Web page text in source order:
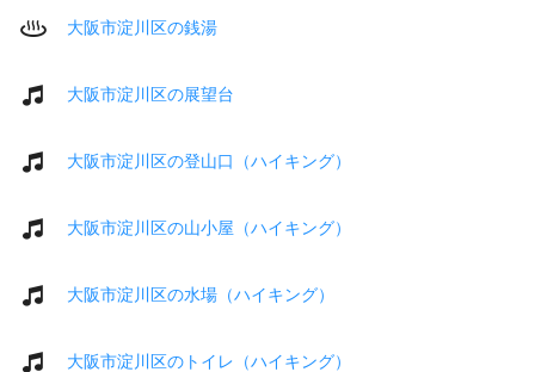
大阪市淀川区の銭湯
大阪市淀川区の展望台
大阪市淀川区の登山口（ハイキング）
大阪市淀川区の山小屋（ハイキング）
大阪市淀川区の水場（ハイキング）
大阪市淀川区のトイレ（ハイキング）